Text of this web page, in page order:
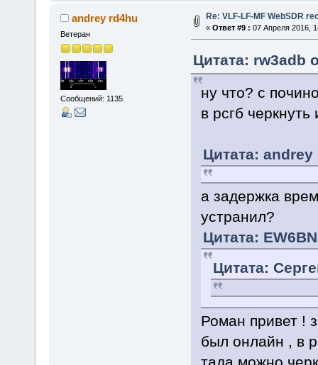
andrey rd4hu
Ветеран
Сообщений: 1135
Re: VLF-LF-MF WebSDR
« Ответ #9 : 07 Апреля 2016,
Цитата: rw3adb
ну что? с
в рсгб
Цитата:
а задержка
устранил?
Цитата:
Цитата:
Роман привет !
был онлайн , в